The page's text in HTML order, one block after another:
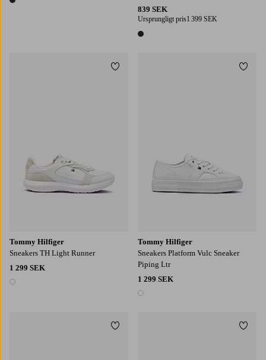
1 färg
839 SEK
Ursprungligt pris1 399 SEK
1 färg
Tommy Hilfiger
Sneakers TH Light Runner
1 299 SEK
1 färg
Lägg till i favoriter
Tommy Hilfiger
Sneakers Platform Vulc Sneaker
Piping Ltr
1 299 SEK
1 färg
Lägg till i favoriter